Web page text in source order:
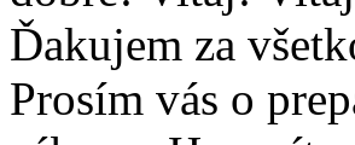
Ďakujem za
Prosím vás o